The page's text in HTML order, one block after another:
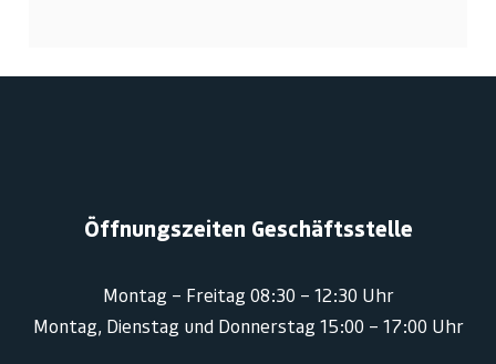
Öffnungszeiten Geschäftsstelle
Montag – Freitag 08:30 – 12:30 Uhr
Montag, Dienstag und Donnerstag 15:00 – 17:00 Uhr